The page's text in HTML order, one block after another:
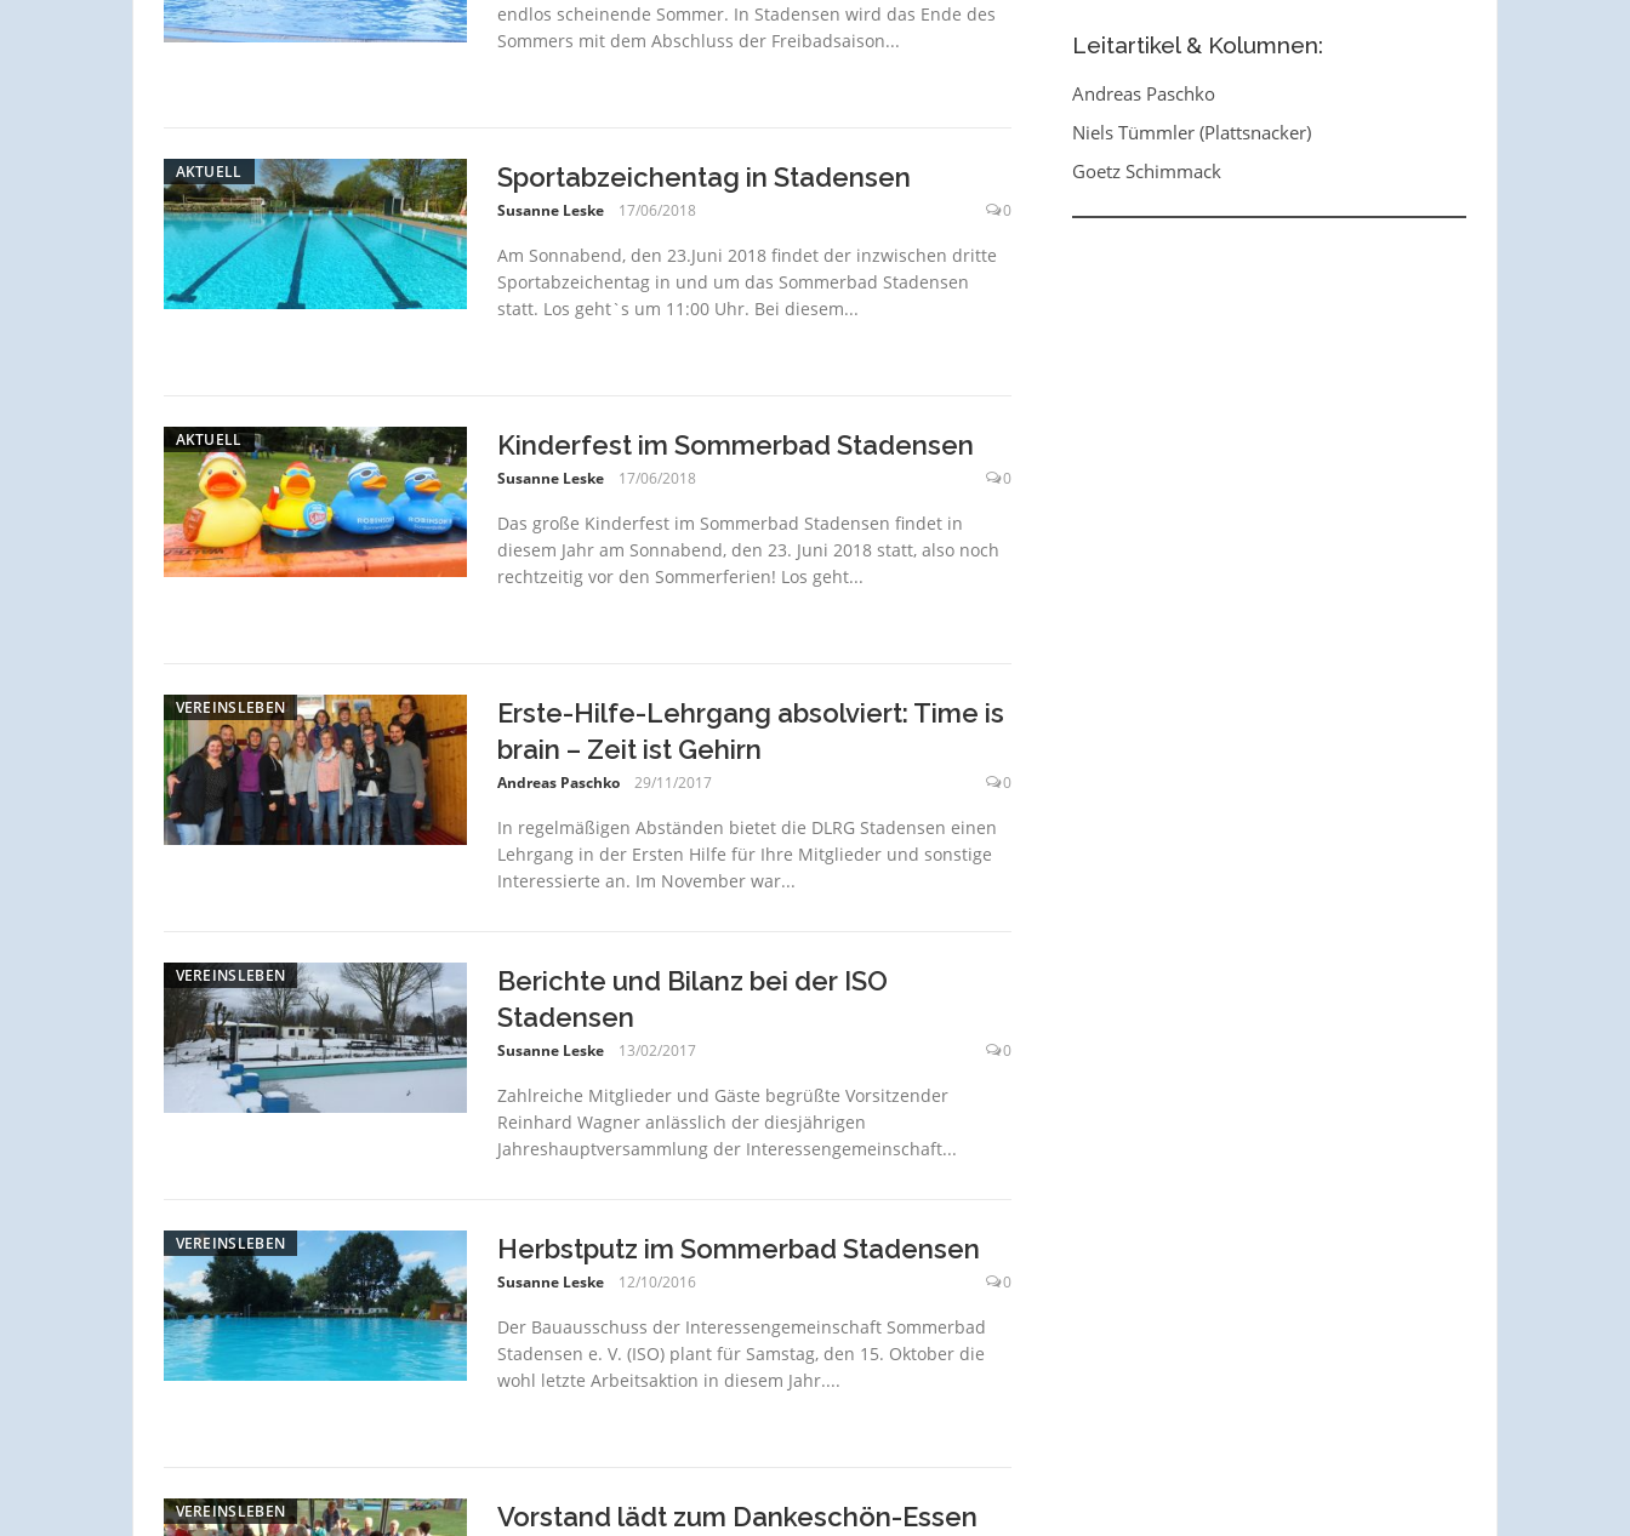
endlos scheinende Sommer. In Stadensen wird das Ende des
Sommers mit dem Abschluss der Freibadsaison...
AKTUELL Sportabzeichentag in Stadensen
Susanne Leske 17/06/2018 0
Am Sonnabend, den 23.Juni 2018 findet der inzwischen dritte
Sportabzeichentag in und um das Sommerbad Stadensen
statt. Los geht`s um 11:00 Uhr. Bei diesem...
AKTUELL Kinderfest im Sommerbad Stadensen
Susanne Leske 17/06/2018 0
Das große Kinderfest im Sommerbad Stadensen findet in
diesem Jahr am Sonnabend, den 23. Juni 2018 statt, also noch
rechtzeitig vor den Sommerferien! Los geht...
VEREINSLEBEN
Erste-Hilfe-Lehrgang absolviert: Time is
brain – Zeit ist Gehirn
Andreas Paschko 29/11/2017 0
In regelmäßigen Abständen bietet die DLRG Stadensen einen
Lehrgang in der Ersten Hilfe für Ihre Mitglieder und sonstige
Interessierte an. Im November war...
VEREINSLEBEN
Berichte und Bilanz bei der ISO
Stadensen
Susanne Leske 13/02/2017 0
Zahlreiche Mitglieder und Gäste begrüßte Vorsitzender
Reinhard Wagner anlässlich der diesjährigen
Jahreshauptversammlung der Interessengemeinschaft...
VEREINSLEBEN Herbstputz im Sommerbad Stadensen
Susanne Leske 12/10/2016 0
Der Bauausschuss der Interessengemeinschaft Sommerbad
Stadensen e. V. (ISO) plant für Samstag, den 15. Oktober die
wohl letzte Arbeitsaktion in diesem Jahr....
VEREINSLEBEN Vorstand lädt zum Dankeschön-Essen
Leitartikel & Kolumnen:
Andreas Paschko
Niels Tümmler (Plattsnacker)
Goetz Schimmack